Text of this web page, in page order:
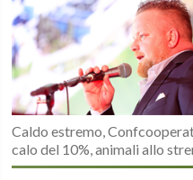
Caldo estremo,
calo del 10%, animali allo